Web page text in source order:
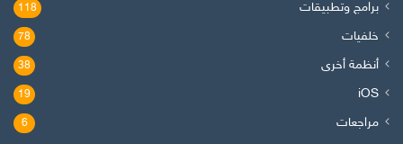
برامج وتطبيقات 118
خلفيات 78
أنظمة أخرى 38
iOS
19
مراجعات 6